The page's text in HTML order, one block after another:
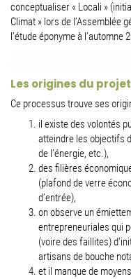
conceptualiser « Locali »
Climat » lors de l’Assemblée
l’étude éponyme à l’automne
Les origines du projet
Ce processus trouve ses
il existe des volontés
atteindre les objectifs
de l’énergie, etc.),
des filières
(plafond de verre
d’entrée),
on observe un
entrepreneuriales qui
(voire des faillites)
artisans de bouche
et il manque de